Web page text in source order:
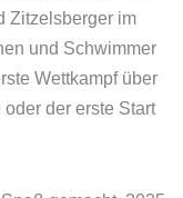
Zitzelsberger im
und Schwimmer
Wettkampf über
der erste Start